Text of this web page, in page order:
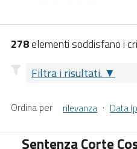
278elementi soddisfano i
Filtra i risultati.
Ordina per rilevanza · Data
Sentenza Corte